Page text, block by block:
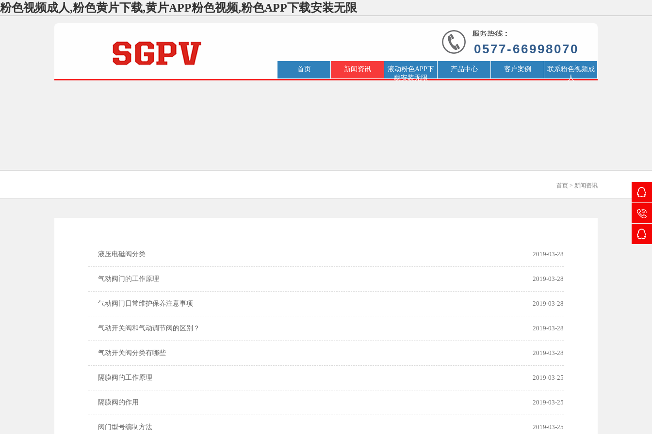
粉色视频成人,粉色黄片下载,黄片APP粉色视频,粉色APP下载安装无限
0577-66998070
首页 新闻资讯
液动粉色APP下
载安装无限
产品中心 客户案例
联系粉色视频成
人
首页 > 新闻资讯
液压电磁阀分类 2019-03-28
气动阀门的工作原理 2019-03-28
气动阀门日常维护保养注意事项 2019-03-28
气动开关阀和气动调节阀的区别？ 2019-03-28
气动开关阀分类有哪些 2019-03-28
隔膜阀的工作原理 2019-03-25
隔膜阀的作用 2019-03-25
阀门型号编制方法 2019-03-25